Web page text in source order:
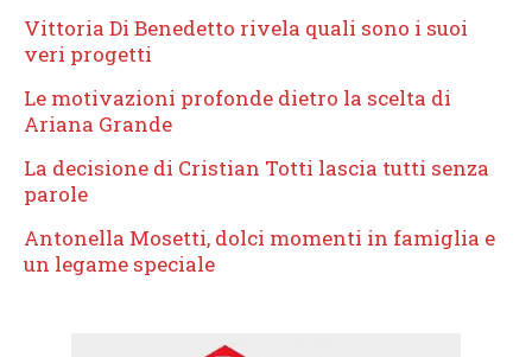
Vittoria Di Benedetto rivela quali sono i suoi
veri progetti
Le motivazioni profonde dietro la scelta di
Ariana Grande
La decisione di Cristian Totti lascia tutti senza
parole
Antonella Mosetti, dolci momenti in famiglia e
un legame speciale